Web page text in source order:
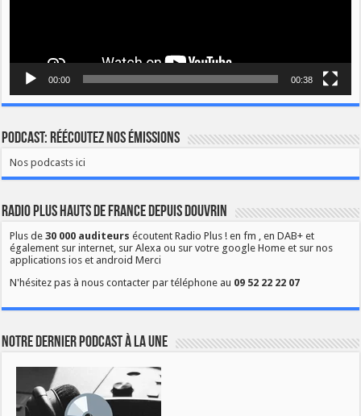
00:00 00:38
Podcast: Réécoutez nos émissions
Nos podcasts ici
Radio Plus Hauts de France depuis Douvrin
Plus de30 000 auditeurs écoutent Radio Plus ! en fm , en DAB+ et
également sur internet, sur Alexa ou sur votre google Home et sur nos
applications ios et android Merci
N'hésitez pas à nous contacter par téléphone au 09 52 22 22 07
Notre dernier podcast à la une